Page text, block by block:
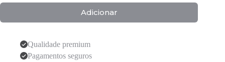
Adicionar
Qualidade premium
Pagamentos seguros